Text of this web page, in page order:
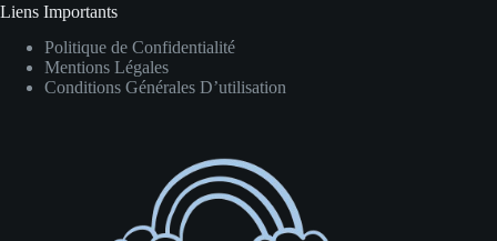
Liens Importants
Politique de Confidentialité
Mentions Légales
Conditions Générales D’utilisation